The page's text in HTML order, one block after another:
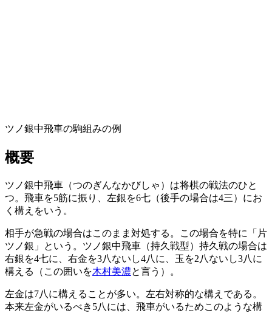
ツノ銀中飛車の駒組みの例
概要
ツノ銀中飛車（つのぎんなかびしゃ）は将棋の戦法のひと
つ。飛車を5筋に振り、左銀を6七（後手の場合は4三）にお
く構えをいう。
相手が急戦の場合はこのまま対処する。この場合を特に「片
ツノ銀」という。ツノ銀中飛車（持久戦型）持久戦の場合は
右銀を4七に、右金を3八ないし4八に、玉を2八ないし3八に
構える（この囲いを木村美濃と言う）。
左金は7八に構えることが多い。左右対称的な構えである。
本来左金がいるべき5八には、飛車がいるためこのような構